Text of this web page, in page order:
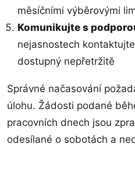
měsíčními výběrovými
Komunikujte s
nejasnostech
dostupný nepřetržitě
Správné načasování
úlohu. Žádosti podané
pracovních dnech jsou
odesílané o sobotách a